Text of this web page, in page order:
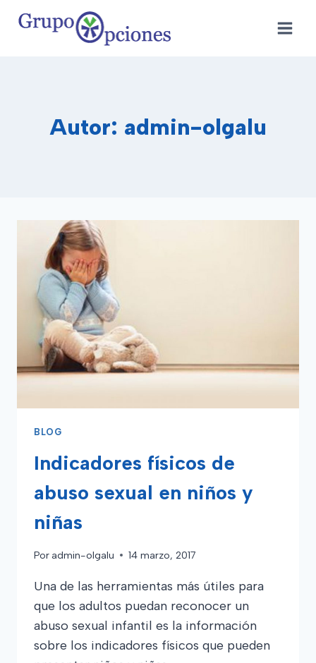
Autor: admin-olgalu
BLOG
Indicadores físicos de
abuso sexual en niños y
niñas
Por admin-olgalu 14 marzo, 2017
Una de las herramientas más útiles para
que los adultos puedan reconocer un
abuso sexual infantil es la información
sobre los indicadores físicos que pueden